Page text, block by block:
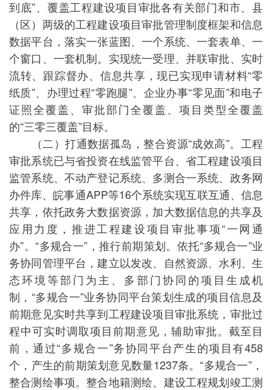
到底”、覆盖工程建设项目审批各有关部门和市、县
（区）两级的工程建设项目审批管理制度框架和信息
数据平台，落实一张蓝图、一个系统、一套表单、一
个窗口、一套机制。实现统一受理、并联审批、实时
流转、跟踪督办、信息共享，现已实现申请材料“零
纸质”、办理过程“零跑腿”、企业办事“零见面”和电子
证照全覆盖、审批部门全覆盖、项目类型全覆盖
的“三零三覆盖”目标。
（二）打通数据孤岛，整合资源“成效高”。工程
审批系统已与省投资在线监管平台、省工程建设项目
监管系统、不动产登记系统、多测合一系统、政务网
办件库、皖事通APP等16个系统实现互联互通、信息
共享，依托政务大数据资源，加大数据信息的共享及
应用力度，推进工程建设项目审批事项“一网通
办”。“多规合一”，推行前期策划。依托“多规合一”业
务协同管理平台，建立以发改、自然资源、水利、生
态环境等部门为主、多部门协同的项目生成机
制，“多规合一”业务协同平台策划生成的项目信息及
前期意见实时共享到工程建设项目审批系统，审批过
程中可实时调取项目前期意见，辅助审批。截至目
前，通过“多规合一”务协同平台产生的项目有458
个，产生的前期策划意见数量1237条。“多规合一”，
整合测绘事项。整合地籍测绘、建设工程规划竣工测